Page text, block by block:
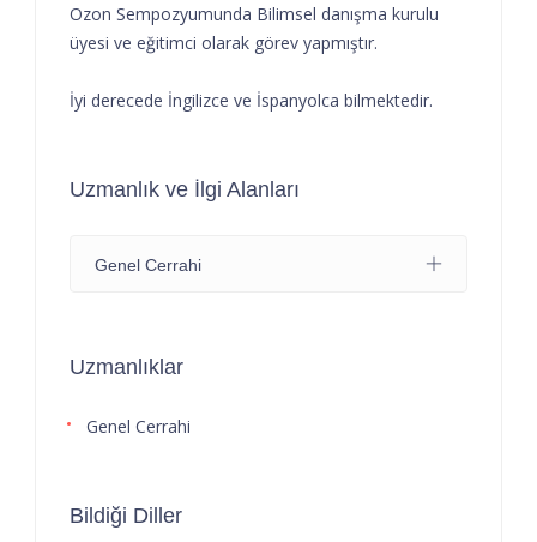
Ozon Sempozyumunda Bilimsel danışma kurulu
üyesi ve eğitimci olarak görev yapmıştır.
İyi derecede İngilizce ve İspanyolca bilmektedir.
Uzmanlık ve İlgi Alanları
Genel Cerrahi
Uzmanlıklar
Genel Cerrahi
Bildiği Diller